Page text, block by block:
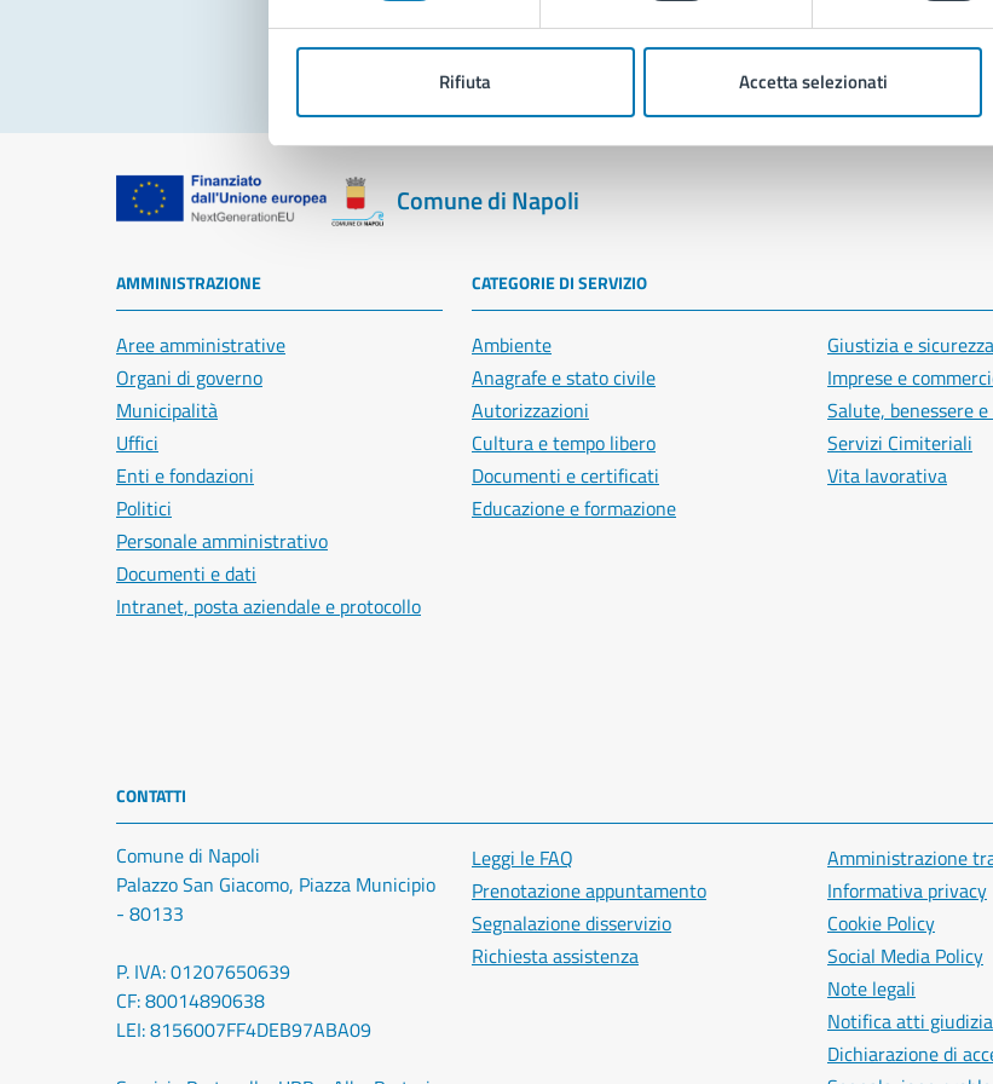
Rifiuta Accetta selezionati
Segnala disservizio
Comune di Napoli
AMMINISTRAZIONE
Aree amministrative
Organi di governo
Municipalità
Uffici
Enti e fondazioni
Politici
Personale amministrativo
Documenti e dati
Intranet, posta aziendale e protocollo
CATEGORIE DI SERVIZIO
Ambiente
Anagrafe e stato civile
Autorizzazioni
Cultura e tempo libero
Documenti e certificati
Educazione e formazione
Giustizia e
Imprese e
Salute, benessere
Servizi Cimiteriali
Vita lavorativa
CONTATTI
Comune di Napoli
Palazzo San Giacomo, Piazza Municipio
- 80133
P. IVA: 01207650639
CF: 80014890638
LEI: 8156007FF4DEB97ABA09
Leggi le FAQ
Prenotazione appuntamento
Segnalazione disservizio
Richiesta assistenza
Amministrazione
Informativa privacy
Cookie Policy
Social Media Policy
Note legali
Notifica atti
Dichiarazione di